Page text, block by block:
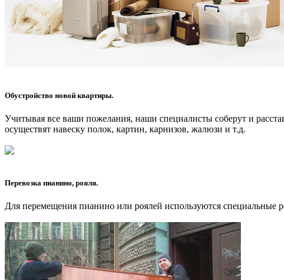
Обустройство новой квартиры.
Учитывая все ваши пожелания, наши специалисты соберут и
осуществят навеску полок, картин, карнизов, жалюзи и т.д.
Перевозка пианино, рояля.
Для перемещения пианино или роялей используются специальные